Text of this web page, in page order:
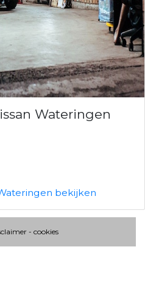
Wateringen
bekijken
- cookies